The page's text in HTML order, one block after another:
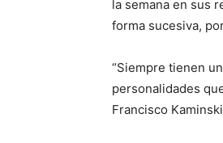
la semana en sus
forma sucesiva,
“Siempre tienen
personalidades
Francisco